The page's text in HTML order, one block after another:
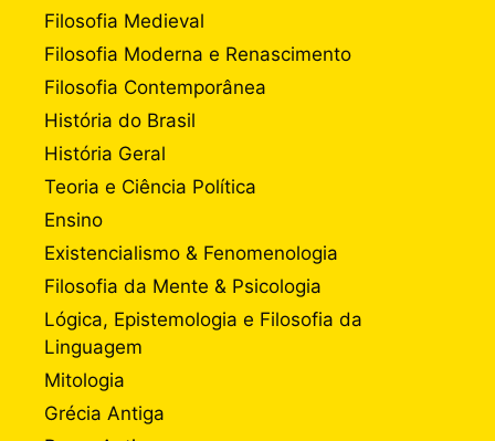
Filosofia Medieval
Filosofia Moderna e Renascimento
Filosofia Contemporânea
História do Brasil
História Geral
Teoria e Ciência Política
Ensino
Existencialismo & Fenomenologia
Filosofia da Mente & Psicologia
Lógica, Epistemologia e Filosofia da
Linguagem
Mitologia
Grécia Antiga